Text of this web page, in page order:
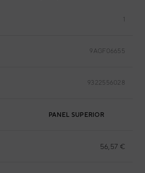
1
9AGF06655
9322556028
PANEL SUPERIOR
56,57 €